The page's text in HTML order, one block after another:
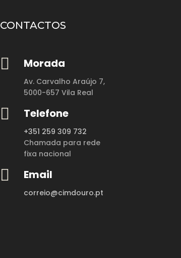
CONTACTOS
 Morada
Av. Carvalho Araújo 7,
5000-657 Vila Real
 Telefone
+351 259 309 732
Chamada para rede
fixa nacional
 Email
correio@cimdouro.pt